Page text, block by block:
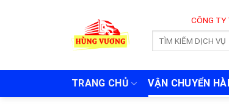
CÔNG TY THHH VẬN
TRANG CHỦ VẬN CHUYỂN